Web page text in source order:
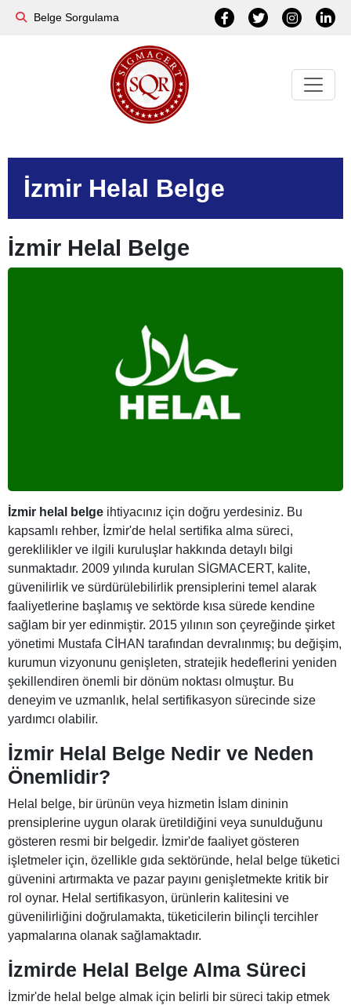
Belge Sorgulama
İzmir Helal Belge
İzmir Helal Belge
İzmir helal belge ihtiyacınız için doğru yerdesiniz. Bu
kapsamlı rehber, İzmir'de helal sertifika alma süreci,
gereklilikler ve ilgili kuruluşlar hakkında detaylı bilgi
sunmaktadır. 2009 yılında kurulan SİGMACERT, kalite,
güvenilirlik ve sürdürülebilirlik prensiplerini temel alarak
faaliyetlerine başlamış ve sektörde kısa sürede kendine
sağlam bir yer edinmiştir. 2015 yılının son çeyreğinde şirket
yönetimi Mustafa CİHAN tarafından devralınmış; bu değişim,
kurumun vizyonunu genişleten, stratejik hedeflerini yeniden
şekillendiren önemli bir dönüm noktası olmuştur. Bu
deneyim ve uzmanlık, helal sertifikasyon sürecinde size
yardımcı olabilir.
İzmir Helal Belge Nedir ve Neden
Önemlidir?
Helal belge, bir ürünün veya hizmetin İslam dininin
prensiplerine uygun olarak üretildiğini veya sunulduğunu
gösteren resmi bir belgedir. İzmir'de faaliyet gösteren
işletmeler için, özellikle gıda sektöründe, helal belge tüketici
güvenini artırmakta ve pazar payını genişletmekte kritik bir
rol oynar. Helal sertifikasyon, ürünlerin kalitesini ve
güvenilirliğini doğrulamakta, tüketicilerin bilinçli tercihler
yapmalarına olanak sağlamaktadır.
İzmirde Helal Belge Alma Süreci
İzmir'de helal belge almak için belirli bir süreci takip etmek